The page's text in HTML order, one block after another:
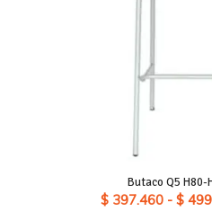
Butaco Q5 H80-
$ 397.460 - $